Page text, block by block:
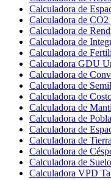
Calculadora de
Calculadora de
Calculadora de
Calculadora de
Calculadora de
Calculadora GDU
Calculadora de
Calculadora de
Calculadora de
Calculadora de
Calculadora de
Calculadora de
Calculadora de
Calculadora de
Calculadora de Suelo
Calculadora VPD